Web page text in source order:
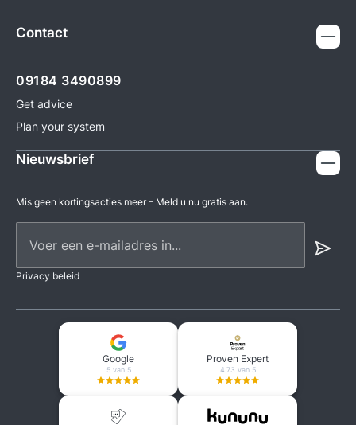
Contact
09184 3490899
Get advice
Plan your system
Nieuwsbrief
Mis geen kortingsacties meer – Meld u nu gratis aan.
Privacy beleid
Google
5 van 5
Proven Expert
4.73 van 5